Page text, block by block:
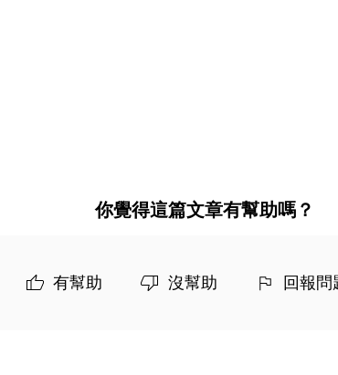
你覺得這篇文章有幫助嗎？
有幫助 沒幫助 回報問